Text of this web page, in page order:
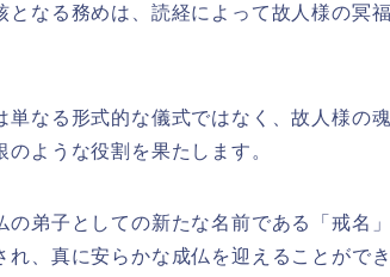
となる務めは、読経によって故人様の冥
単なる形式的な儀式ではなく、故人様の
ような役割を果たします。
の弟子としての新たな名前である「戒名
れ、真に安らかな成仏を迎えることがで